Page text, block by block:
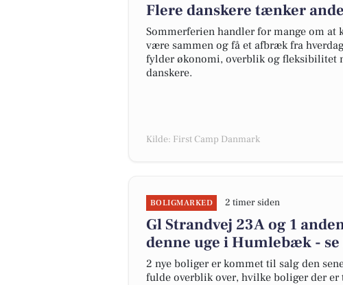
Flere danskere tænker
Sommerferien handler for mange om at
være sammen og få et afbræk fra
fylder økonomi, overblik og fleksibilitet
danskere.
Kilde: First Camp Danmark
BOLIGMARKED 2 timer siden
Gl Strandvej 23A og 1
denne uge i Humlebæk -
2 nye boliger er kommet til salg den
fulde overblik over, hvilke boliger der er